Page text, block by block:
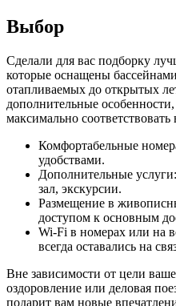
Выбор
Сделали для вас подборку
которые оснащены
отапливаемых до открытых
дополнительные
максимально
Комфортабельные
удобствами.
Дополнительные
зал, экскурсии.
Размещение в
доступом к основным
Wi-Fi в номерах или на
всегда оставались на
Вне зависимости от цели
оздоровление или деловая
подарит вам новые